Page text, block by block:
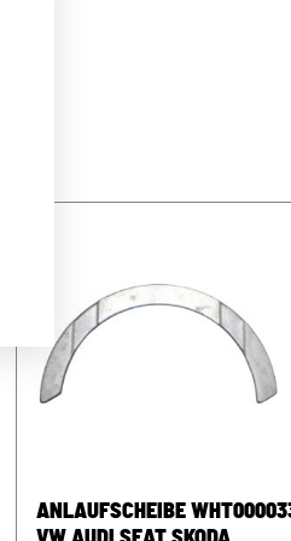
ANLAUFSCHEIBE